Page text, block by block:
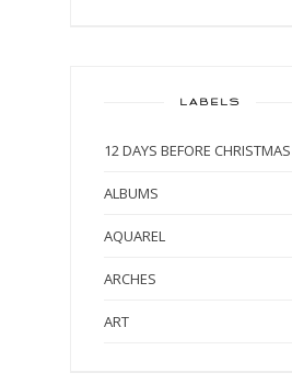
LABELS
12 DAYS BEFORE CHRISTMAS
ALBUMS
AQUAREL
ARCHES
ART